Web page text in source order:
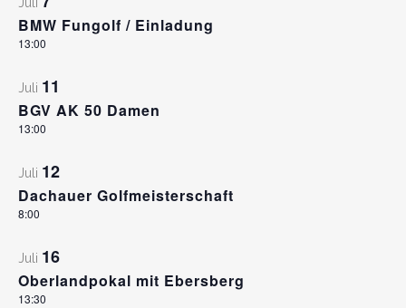
BMW Fungolf / Einladung
13:00
Juli 11
BGV AK 50 Damen
13:00
Juli 12
Dachauer Golfmeisterschaft
8:00
Juli 16
Oberlandpokal mit Ebersberg
13:30